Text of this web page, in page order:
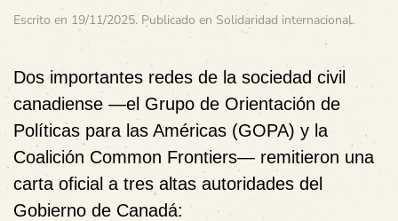
Escrito en 19/11/2025. Publicado en Solidaridad internacional.
Dos importantes redes de la sociedad civil
canadiense —el Grupo de Orientación de
Políticas para las Américas (GOPA) y la
Coalición Common Frontiers— remitieron una
carta oficial a tres altas autoridades del
Gobierno de Canadá: